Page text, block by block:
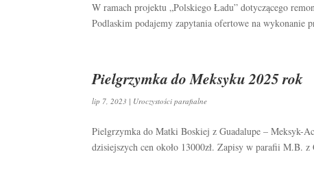
W ramach projektu „Polskiego Ładu” dotyczącego
Podlaskim podajemy zapytania ofertowe na wykonanie
Pielgrzymka do Meksyku 2025 rok
lip 7, 2023 | Uroczystości parafialne
Pielgrzymka do Matki Boskiej z Guadalupe – Meksyk-
dzisiejszych cen około 13000zł. Zapisy w parafii